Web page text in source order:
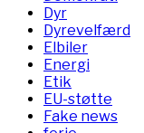
Dyr
Dyrevelfærd
Elbiler
Energi
Etik
EU-støtte
Fake news